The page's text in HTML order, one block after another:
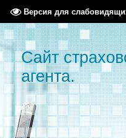
Версия для
Сайт
агента.